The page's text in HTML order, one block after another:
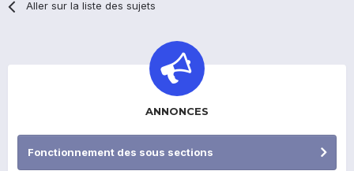
Aller sur la liste des sujets
ANNONCES
Fonctionnement des sous sections